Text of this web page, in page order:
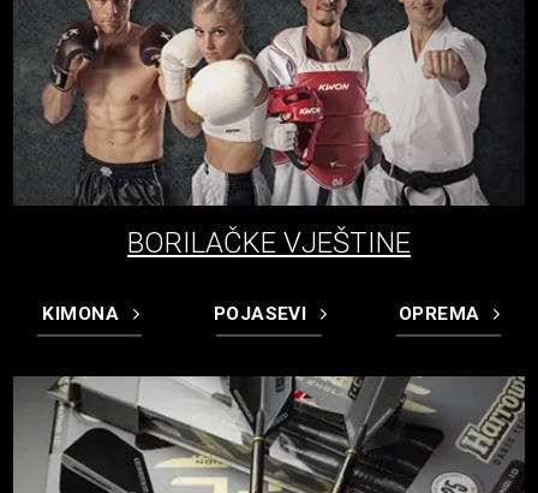
BORILAČKE VJEŠTINE
KIMONA POJASEVI OPREMA